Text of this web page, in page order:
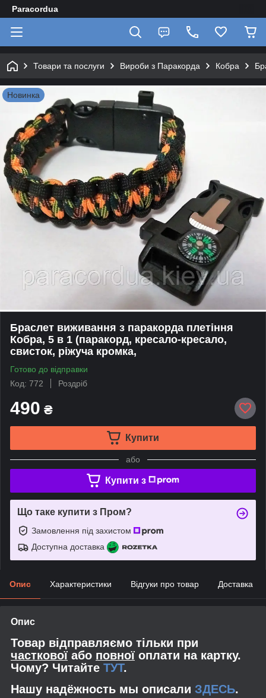
Paracordua
Товари та послуги Вироби з Паракорда Кобра
Новинка
Браслет виживання з паракорда плетіння
Кобра, 5 в 1 (паракорд, кресало-кресало,
свисток, ріжуча кромка,
Готово до відправки
Код: 772
Роздріб
490 ₴
Купити
або
Купити з
Що таке купити з Пром?
Замовлення під захистом
Доступна доставка
Опис Характеристики Відгуки про товар Доставка
Опис
Товар відправляємо тільки при
часткової або повної оплати на картку.
Чому? Читайте ТУТ.
Нашу надёжность мы описали ЗДЕСЬ.